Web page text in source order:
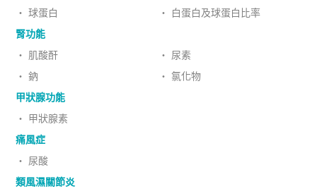
‧ 球蛋白
‧ 白蛋白及球蛋白比率
腎功能
‧ 肌酸酐
‧ 尿素
‧ 鈉
‧ 氯化物
甲狀腺功能
‧ 甲狀腺素
痛風症
‧ 尿酸
類風濕關節炎